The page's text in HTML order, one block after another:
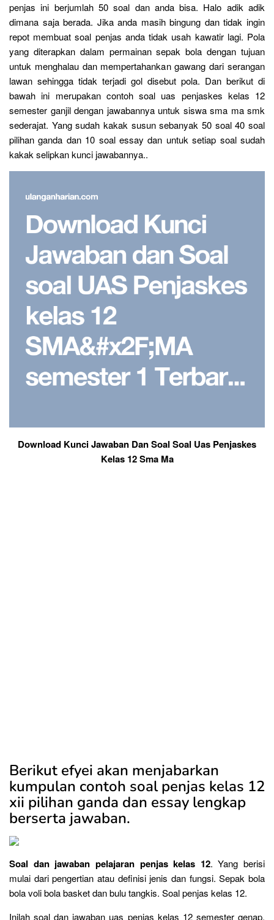
penjas ini berjumlah 50 soal dan anda bisa. Halo adik adik
dimana saja berada. Jika anda masih bingung dan tidak ingin
repot membuat soal penjas anda tidak usah kawatir lagi. Pola
yang diterapkan dalam permainan sepak bola dengan tujuan
untuk menghalau dan mempertahankan gawang dari serangan
lawan sehingga tidak terjadi gol disebut pola. Dan berikut di
bawah ini merupakan contoh soal uas penjaskes kelas 12
semester ganjil dengan jawabannya untuk siswa sma ma smk
sederajat. Yang sudah kakak susun sebanyak 50 soal 40 soal
pilihan ganda dan 10 soal essay dan untuk setiap soal sudah
kakak selipkan kunci jawabannya..
Download Kunci Jawaban Dan Soal Soal Uas Penjaskes
Kelas 12 Sma Ma
Berikut efyei akan menjabarkan
kumpulan contoh soal penjas kelas 12
xii pilihan ganda dan essay lengkap
berserta jawaban.
Soal dan jawaban pelajaran penjas kelas 12. Yang berisi
mulai dari pengertian atau definisi jenis dan fungsi. Sepak bola
bola voli bola basket dan bulu tangkis. Soal penjas kelas 12.
Inilah soal dan jawaban uas penjas kelas 12 semester genap.